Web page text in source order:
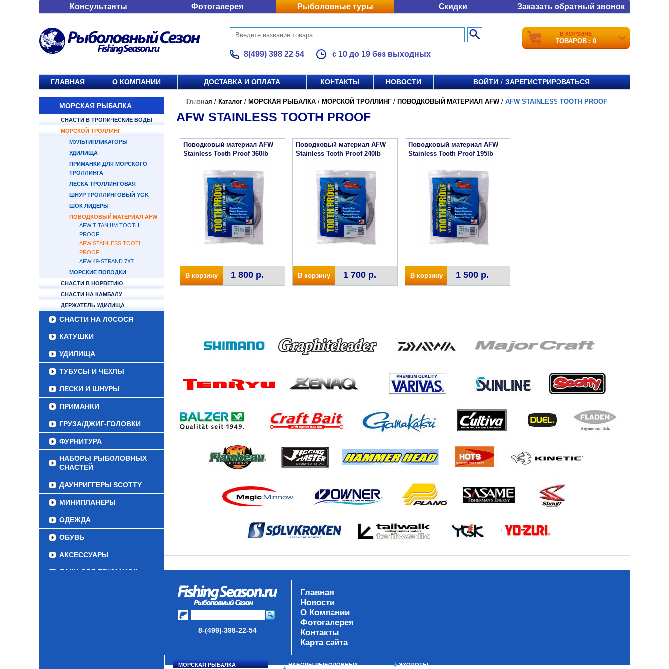
Консультанты Фотогалерея Рыболовные туры Скидки Заказать обратный звонок
8(499) 398 22 54 с 10 до 19 без выходных
В КОРЗИНЕ
ТОВАРОВ : 0
ГЛАВНАЯ О КОМПАНИИ ДОСТАВКА И ОПЛАТА КОНТАКТЫ НОВОСТИ ВОЙТИ / ЗАРЕГИСТРИРОВАТЬСЯ
МОРСКАЯ РЫБАЛКА
СНАСТИ В ТРОПИЧЕСКИЕ ВОДЫ
МОРСКОЙ ТРОЛЛИНГ
МУЛЬТИПЛИКАТОРЫ
УДИЛИЩА
ПРИМАНКИ ДЛЯ МОРСКОГО
ТРОЛЛИНГА
ЛЕСКА ТРОЛЛИНГОВАЯ
ШНУР ТРОЛЛИНГОВЫЙ YGK
ШОК ЛИДЕРЫ
ПОВОДКОВЫЙ МАТЕРИАЛ AFW
AFW TITANIUM TOOTH
PROOF
AFW STAINLESS TOOTH
PROOF
AFW 49-STRAND 7X7
МОРСКИЕ ПОВОДКИ
СНАСТИ В НОРВЕГИЮ
СНАСТИ НА КАМБАЛУ
ДЕРЖАТЕЛЬ УДИЛИЩА
СНАСТИ НА ЛОСОСЯ
КАТУШКИ
УДИЛИЩА
ТУБУСЫ И ЧЕХЛЫ
ЛЕСКИ И ШНУРЫ
ПРИМАНКИ
ГРУЗА/ДЖИГ-ГОЛОВКИ
ФУРНИТУРА
НАБОРЫ РЫБОЛОВНЫХ
СНАСТЕЙ
ДАУНРИГГЕРЫ SCOTTY
МИНИПЛАНЕРЫ
ОДЕЖДА
ОБУВЬ
АКСЕССУАРЫ
ЛАКИ ДЛЯ ПРИМАНОК
Главная / Каталог / МОРСКАЯ РЫБАЛКА / МОРСКОЙ ТРОЛЛИНГ/ ПОВОДКОВЫЙ МАТЕРИАЛ AFW/ AFW STAINLESS TOOTH PROOF
AFW STAINLESS TOOTH PROOF
Поводковый материал AFW
Stainless Tooth Proof 360lb
В корзину 1 800 р.
Поводковый материал AFW
Stainless Tooth Proof 240lb
В корзину 1 700 р.
Поводковый материал AFW
Stainless Tooth Proof 195lb
В корзину 1 500 р.
8-(499)-398-22-54
Главная
Новости
О Компании
Фотогалерея
Контакты
Карта сайта
МОРСКАЯ РЫБАЛКА НАБОРЫ РЫБОЛОВНЫХ ЭХОЛОТЫ